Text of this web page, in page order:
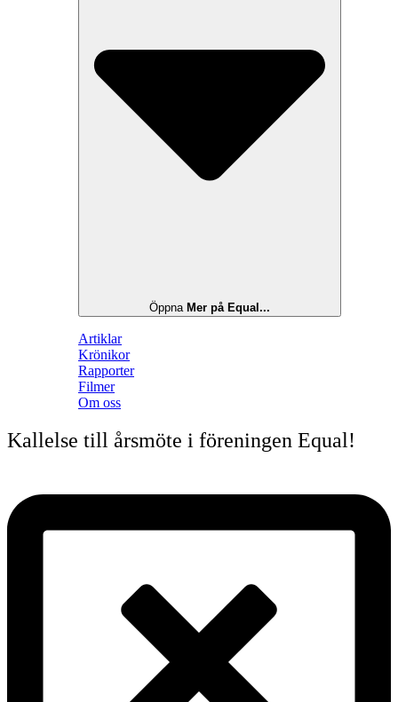
Öppna Mer på Equal...
Artiklar
Krönikor
Rapporter
Filmer
Om oss
Kallelse till årsmöte i föreningen Equal!